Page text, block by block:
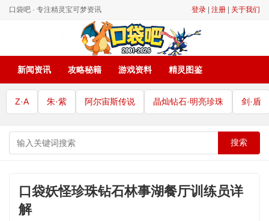
口袋吧 · 专注精灵宝可梦资讯 登录 注册 关于我们
新闻资讯 攻略秘籍 游戏资料 精灵图鉴
Z·A 朱·紫 阿尔宙斯传说 晶灿钻石·明亮珍珠 剑·盾
搜索
口袋妖怪珍珠钻石林事湖餐厅训练员详
解